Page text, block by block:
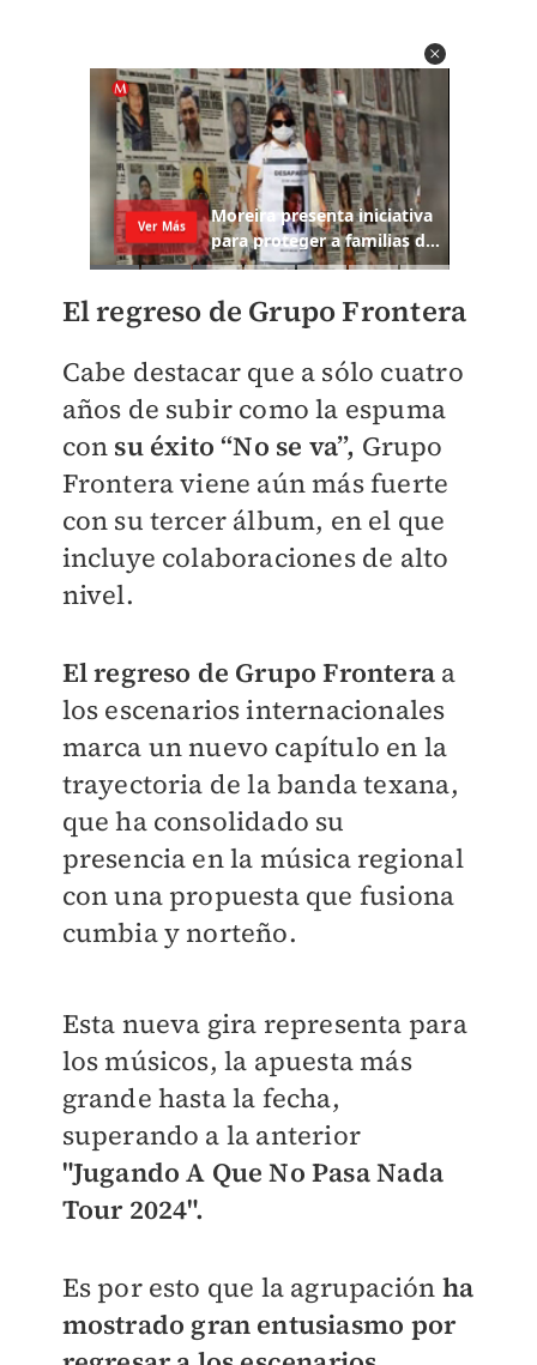
El regreso de Grupo Frontera
Cabe destacar que a sólo cuatro
años de subir como la espuma
con su éxito “No se va”, Grupo
Frontera viene aún más fuerte
con su tercer álbum, en el que
incluye colaboraciones de alto
nivel.
El regreso de Grupo Frontera a
los escenarios internacionales
marca un nuevo capítulo en la
trayectoria de la banda texana,
que ha consolidado su
presencia en la música regional
con una propuesta que fusiona
cumbia y norteño.
Esta nueva gira representa para
los músicos, la apuesta más
grande hasta la fecha,
superando a la anterior
"Jugando A Que No Pasa Nada
Tour 2024".
Es por esto que la agrupación ha
mostrado gran entusiasmo por